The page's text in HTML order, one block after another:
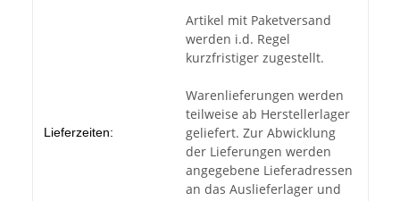
Lieferzeiten:
Artikel mit Paketversand
werden i.d. Regel
kurzfristiger zugestellt.
Warenlieferungen werden
teilweise ab Herstellerlager
geliefert. Zur Abwicklung
der Lieferungen werden
angegebene Lieferadressen
an das Auslieferlager und